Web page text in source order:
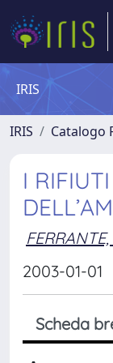
IRIS
IRIS Catalogo
I
2003-01-01
Scheda